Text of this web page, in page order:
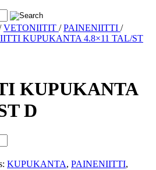
VETONIITIT /PAINENIITTI /
KUPUKANTA 4.8×11 TAL/ST
KUPUKANTA
D
KUPUKANTA, PAINENIITTI,